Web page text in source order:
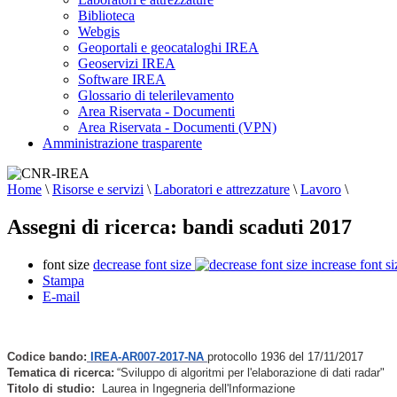
Biblioteca
Webgis
Geoportali e geocataloghi IREA
Geoservizi IREA
Software IREA
Glossario di telerilevamento
Area Riservata - Documenti
Area Riservata - Documenti (VPN)
Amministrazione trasparente
Home \ Risorse e servizi \ Laboratori e attrezzature \ Lavoro \
Assegni di ricerca: bandi scaduti 2017
font size decrease font size
increase font
Stampa
E-mail
Codice bando: IREA-AR007-2017-NA protocollo 1936 del 17/11/2017
Tematica di ricerca: “Sviluppo di algoritmi per l'elaborazione di dati radar"
Titolo di studio:
Laurea in Ingegneria dell'Informazione